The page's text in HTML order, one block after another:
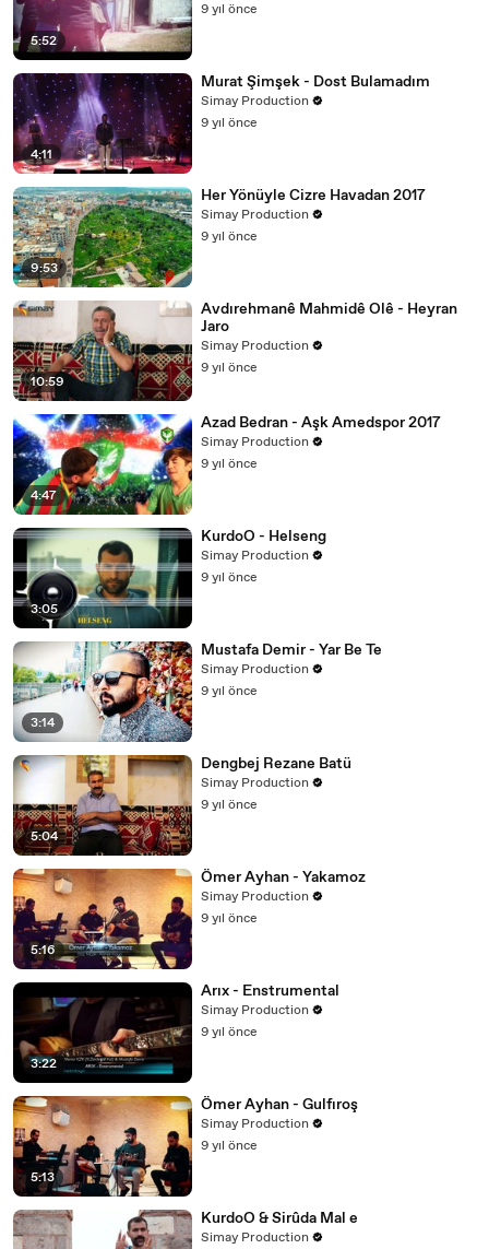
5:52
9 yıl önce
4:11
Murat Şimşek - Dost Bulamadım
Simay Production
9 yıl önce
9:53
Her Yönüyle Cizre Havadan 2017
Simay Production
9 yıl önce
10:59
Avdırehmanê Mahmidê Olê - Heyran
Jaro
Simay Production
9 yıl önce
4:47
Azad Bedran - Aşk Amedspor 2017
Simay Production
9 yıl önce
3:05
KurdoO - Helseng
Simay Production
9 yıl önce
3:14
Mustafa Demir - Yar Be Te
Simay Production
9 yıl önce
5:04
Dengbej Rezane Batü
Simay Production
9 yıl önce
5:16
Ömer Ayhan - Yakamoz
Simay Production
9 yıl önce
3:22
Arıx - Enstrumental
Simay Production
9 yıl önce
5:13
Ömer Ayhan - Gulfıroş
Simay Production
9 yıl önce
KurdoO & Sirûda Mal e
Simay Production